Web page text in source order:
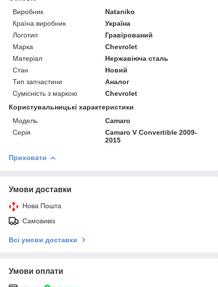
Виробник
Nataniko
Країна виробник
Україна
Логотип
Гравірований
Марка
Chevrolet
Матеріал
Нержавіюча сталь
Стан
Новий
Тип запчастини
Аналог
Сумісність з маркою
Chevrolet
Користувальницькі характеристики
Модель
Camaro
Серія
Camaro V Convertible 2009-
2015
Приховати
Умови доставки
Нова Пошта
Самовивіз
Всі умови доставки
Умови оплати